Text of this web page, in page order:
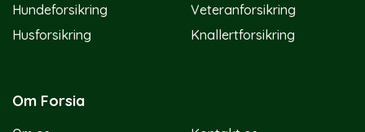
Hundeforsikring
Husforsikring
Veteranforsikring
Knallertforsikring
Om Forsia